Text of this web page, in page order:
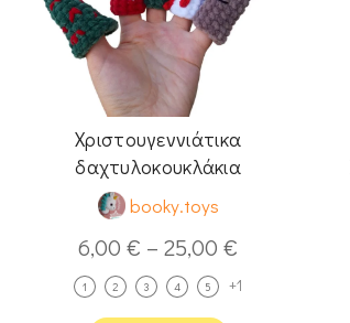
Χριστουγεννιάτικα
δαχτυλοκουκλάκια
booky.toys
6,00€ – 25,00€
1 2 3 4 5 +1